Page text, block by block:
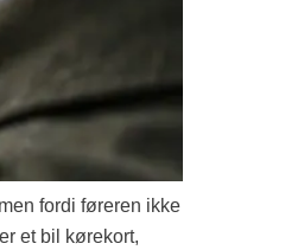
fordi føreren ikke
et bil kørekort,